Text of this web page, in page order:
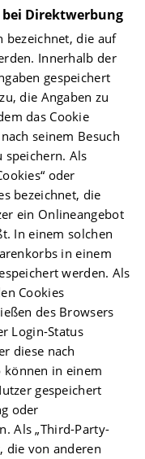
Direktwerbung
bezeichnet, die auf
Innerhalb der
gespeichert
die Angaben zu
das Cookie
seinem Besuch
speichern. Als
oder
bezeichnet, die
ein Onlineangebot
In einem solchen
in einem
werden. Als
Cookies
des Browsers
Login-Status
diese nach
können in einem
gespeichert
oder
Als „Third-Party-
die von anderen